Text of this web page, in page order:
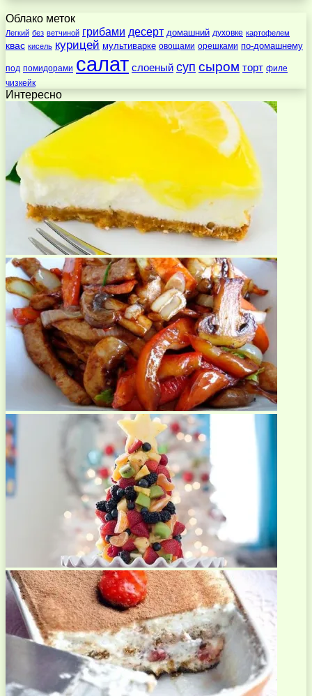
Облако меток
Легкий без ветчиной грибами десерт домашний духовке картофелем
квас кисель курицей мультиварке овощами орешками по-домашнему
под помидорами салат слоеный суп сыром торт филе
чизкейк
Интересно